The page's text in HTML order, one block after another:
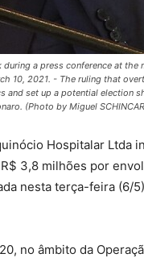
a press conference at the
10, 2021. - The ruling that
and set up a potential election
(Photo by Miguel
Hospitalar Ltda
3,8 milhões por
nesta terça-feira (6/
no âmbito da